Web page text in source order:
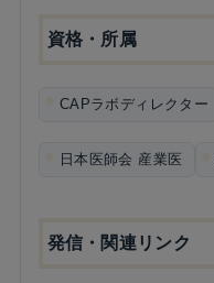
資格・所属
CAPラボディレクター
日本医師会 産業医
発信・関連リンク